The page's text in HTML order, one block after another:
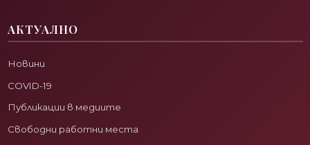
АКТУАЛНО
Новини
COVID-19
Публикации в медиите
Свободни работни места